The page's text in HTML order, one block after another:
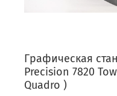
Графическая
Precision 7820
Quadro )